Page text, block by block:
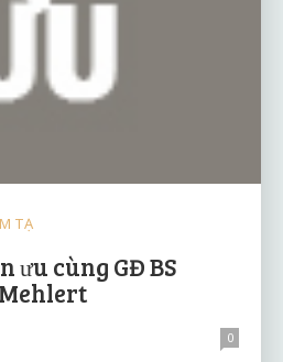
TẠ
ưu cùng GĐ BS
0